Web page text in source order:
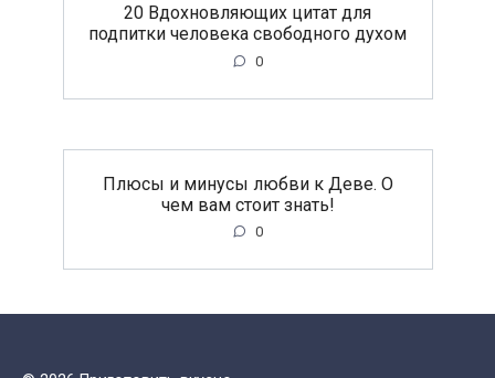
20 Вдохновляющих цитат для
подпитки человека свободного духом
0
Плюсы и минусы любви к Деве. О
чем вам стоит знать!
0